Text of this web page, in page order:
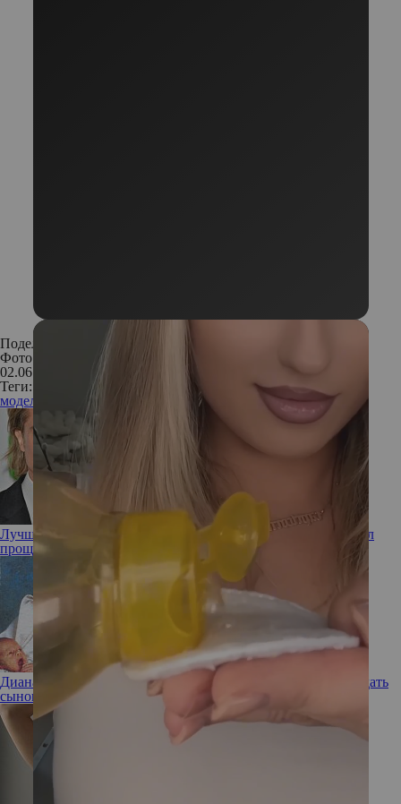
Поделиться:
Фото: Instagram
02.06.2017
Теги:
модель
возрасткрасота тело нижнее белье
Лучший друг – виноватый бывший: как Брэд Питт заслужил
прощение Дженнифер Энистон, несмотря на новый роман
Диана была против: какие «вековые» имена Карл III хотел дать
сыновьям Уильяму и Гарри